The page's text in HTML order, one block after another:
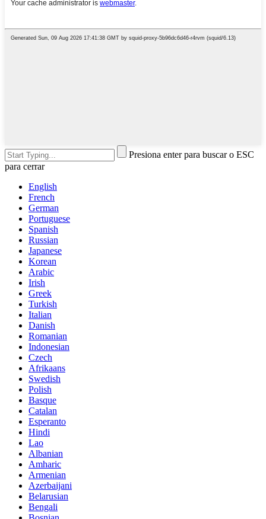
Presiona enter para buscar o ESC
para cerrar
English
French
German
Portuguese
Spanish
Russian
Japanese
Korean
Arabic
Irish
Greek
Turkish
Italian
Danish
Romanian
Indonesian
Czech
Afrikaans
Swedish
Polish
Basque
Catalan
Esperanto
Hindi
Lao
Albanian
Amharic
Armenian
Azerbaijani
Belarusian
Bengali